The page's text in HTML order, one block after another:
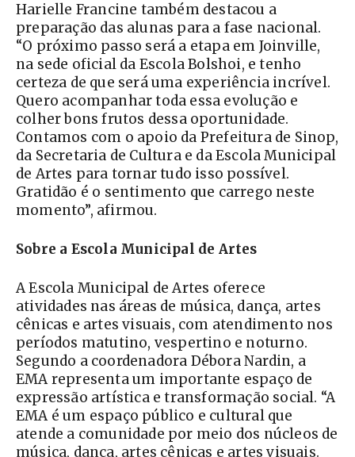
Harielle Francine também destacou a
preparação das alunas para a fase nacional.
“O próximo passo será a etapa em Joinville,
na sede oficial da Escola Bolshoi, e tenho
certeza de que será uma experiência incrível.
Quero acompanhar toda essa evolução e
colher bons frutos dessa oportunidade.
Contamos com o apoio da Prefeitura de Sinop,
da Secretaria de Cultura e da Escola Municipal
de Artes para tornar tudo isso possível.
Gratidão é o sentimento que carrego neste
momento”, afirmou.
Sobre a Escola Municipal de Artes
A Escola Municipal de Artes oferece
atividades nas áreas de música, dança, artes
cênicas e artes visuais, com atendimento nos
períodos matutino, vespertino e noturno.
Segundo a coordenadora Débora Nardin, a
EMA representa um importante espaço de
expressão artística e transformação social. “A
EMA é um espaço público e cultural que
atende a comunidade por meio dos núcleos de
música, dança, artes cênicas e artes visuais.